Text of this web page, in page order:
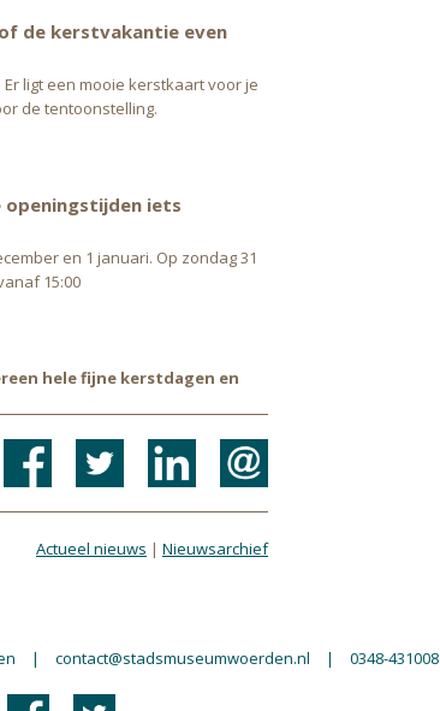
de kerstvakantie even
Er ligt een mooie kerstkaart voor je
de tentoonstelling.
openingstijden iets
en 1 januari. Op zondag 31
15:00
hele fijne kerstdagen en
Actueel nieuws | Nieuwsarchief
| contact@stadsmuseumwoerden.nl | 0348-431008